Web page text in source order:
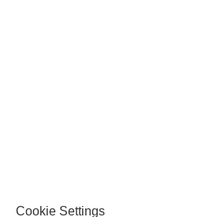
Cookie Settings